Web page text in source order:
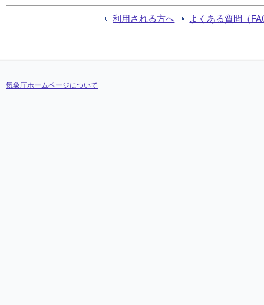
利用される方へ よくある質問（
気象庁ホームページについて